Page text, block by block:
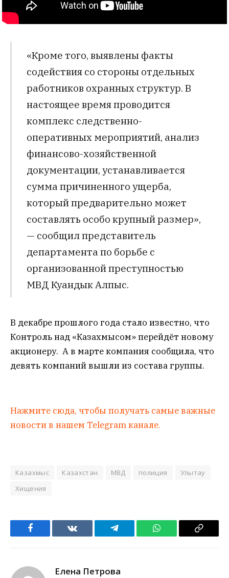
«Кроме того, выявлены факты
содействия со стороны отдельных
работников охранных структур. В
настоящее время проводится
комплекс следственно-
оперативных мероприятий, анализ
финансово-хозяйственной
документации, устанавливается
сумма причиненного ущерба,
который предварительно может
составлять особо крупный размер»,
— сообщил представитель
департамента по борьбе с
организованной преступностью
МВД Куандык Алпыс.
В декабре прошлого года стало известно, что
Контроль над «Казахмысом» перейдёт новому
акционеру. А в марте компания сообщила, что
девять компаний вышли из состава группы.
Нажмите сюда, чтобы получать самые важные
новости в нашем Telegram канале.
Казахмыс Казахстан МВД полиция
Улытау
Хищения
Facebook VKontakteTelegram WhatsApp Copy
Елена Петрова